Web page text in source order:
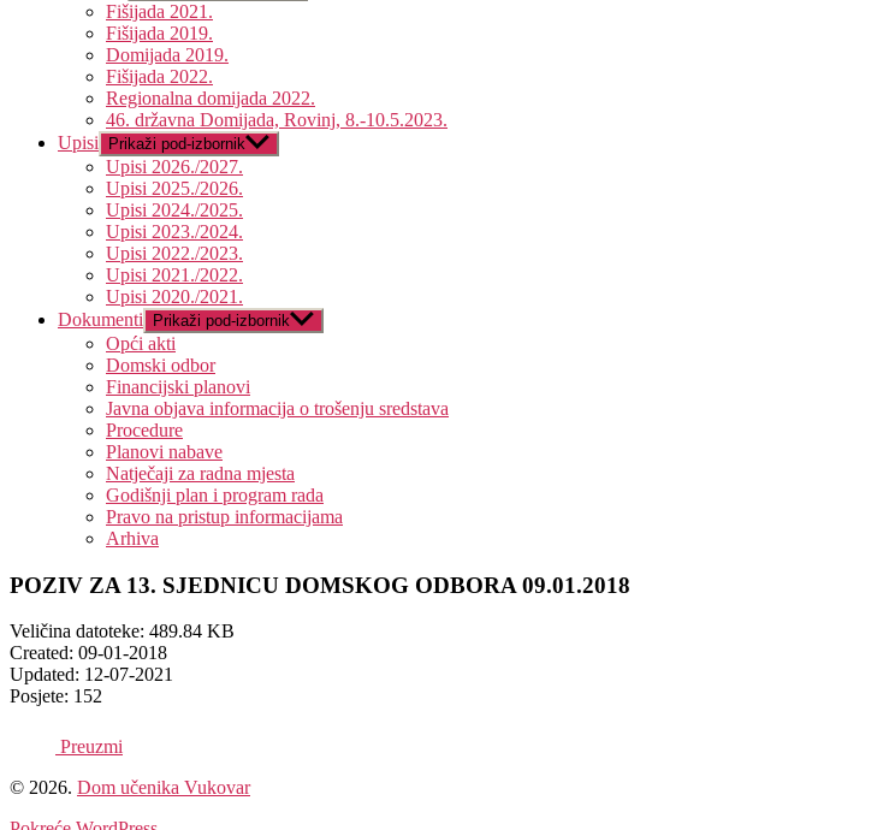
Fišijada 2021.
Fišijada 2019.
Domijada 2019.
Fišijada 2022.
Regionalna domijada 2022.
46. državna Domijada, Rovinj, 8.-10.5.2023.
Upisi
Prikaži pod-izbornik
Upisi 2026./2027.
Upisi 2025./2026.
Upisi 2024./2025.
Upisi 2023./2024.
Upisi 2022./2023.
Upisi 2021./2022.
Upisi 2020./2021.
Dokumenti
Prikaži pod-izbornik
Opći akti
Domski odbor
Financijski planovi
Javna objava informacija o trošenju sredstava
Procedure
Planovi nabave
Natječaji za radna mjesta
Godišnji plan i program rada
Pravo na pristup informacijama
Arhiva
POZIV ZA 13. SJEDNICU DOMSKOG ODBORA 09.01.2018
Veličina datoteke: 489.84 KB
Created: 09-01-2018
Updated: 12-07-2021
Posjete: 152
Preuzmi
© 2026. Dom učenika Vukovar